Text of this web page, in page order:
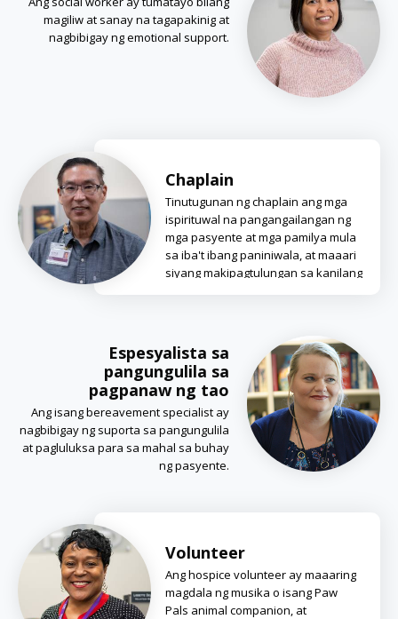
magiliw at sanay na tagapakinig at
nagbibigay ng emotional support.
Chaplain
Tinutugunan ng chaplain ang mga
ispirituwal na pangangailangan ng
mga pasyente at mga pamilya mula
sa iba't ibang paniniwala, at maaari
siyang makipagtulungan sa kanilang
Espesyalista sa
pangungulila sa
pagpanaw ng tao
Ang isang bereavement specialist ay
nagbibigay ng suporta sa pangungulila
at pagluluksa para sa mahal sa buhay
ng pasyente.
Volunteer
Ang hospice volunteer ay maaaring
magdala ng musika o isang Paw
Pals animal companion, at